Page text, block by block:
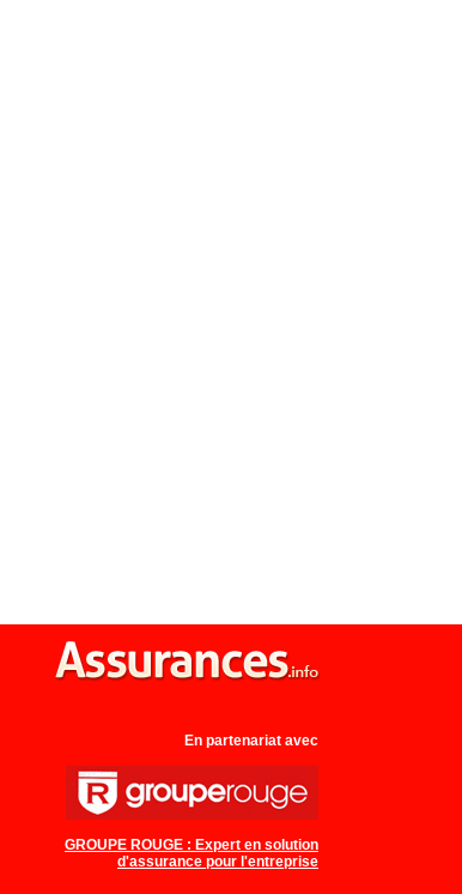
En partenariat avec
GROUPE ROUGE : Expert en solution
d'assurance pour l'entreprise